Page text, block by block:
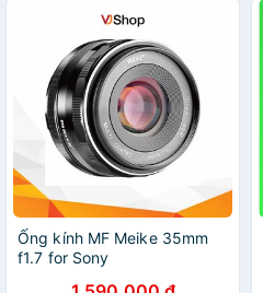
Ống kính MF Meike 35mm
f1.7 for Sony